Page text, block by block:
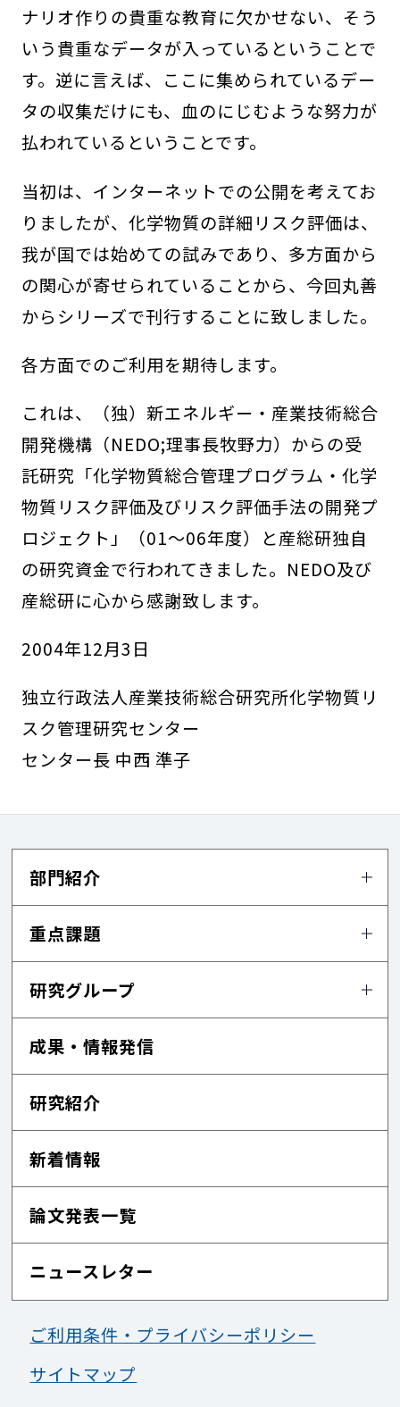
ナリオ作りの貴重な教育に欠かせない、そう
いう貴重なデータが入っているということで
す。逆に言えば、ここに集められているデー
タの収集だけにも、血のにじむような努力が
払われているということです。
当初は、インターネットでの公開を考えてお
りましたが、化学物質の詳細リスク評価は、
我が国では始めての試みであり、多方面から
の関心が寄せられていることから、今回丸善
からシリーズで刊行することに致しました。
各方面でのご利用を期待します。
これは、（独）新エネルギー・産業技術総合
開発機構（NEDO;理事長牧野力）からの受
託研究「化学物質総合管理プログラム・化学
物質リスク評価及びリスク評価手法の開発プ
ロジェクト」（01～06年度）と産総研独自
の研究資金で行われてきました。NEDO及び
産総研に心から感謝致します。
2004年12月3日
独立行政法人産業技術総合研究所化学物質リ
スク管理研究センター
センター長 中西 準子
部門紹介
重点課題
研究グループ
成果・情報発信
研究紹介
新着情報
論文発表一覧
ニュースレター
ご利用条件・プライバシーポリシー
サイトマップ